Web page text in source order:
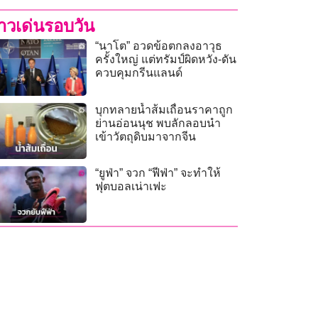
วเด่นรอบวัน
“นาโต” อวดข้อตกลงอาวุธ
ครั้งใหญ่ แต่ทรัมป์ผิดหวัง-ดัน
ควบคุมกรีนแลนด์
บุกทลายน้ำส้มเถื่อนราคาถูก
ย่านอ่อนนุช พบลักลอบนำ
เข้าวัตถุดิบมาจากจีน
“ยูฟ่า” จวก “ฟีฟ่า” จะทำให้
ฟุตบอลเน่าเฟะ